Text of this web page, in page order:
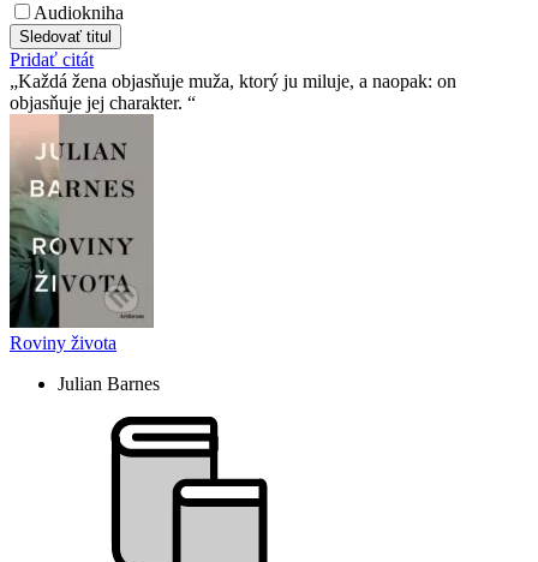
Audiokniha
Sledovať titul
Pridať citát
Každá žena objasňuje muža, ktorý ju miluje, a naopak: on
objasňuje jej charakter.
Roviny života
Julian Barnes